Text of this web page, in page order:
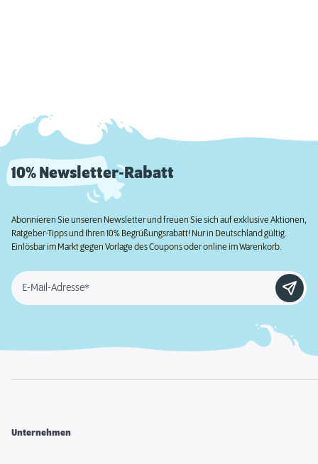
10% Newsletter-Rabatt
Abonnieren Sie unseren Newsletter und freuen Sie sich auf exklusive Aktionen,
Ratgeber-Tipps und Ihren 10% Begrüßungsrabatt! Nur in Deutschland gültig.
Einlösbar im Markt gegen Vorlage des Coupons oder online im Warenkorb.
E-Mail-Adresse*
Unternehmen